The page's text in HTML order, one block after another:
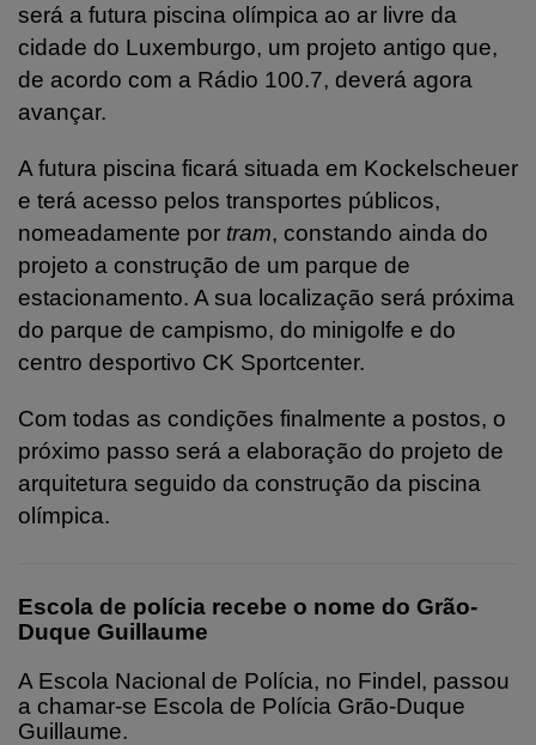
será a futura piscina olímpica ao ar livre da
cidade do Luxemburgo, um projeto antigo que,
de acordo com a Rádio 100.7, deverá agora
avançar.
A futura piscina ficará situada em Kockelscheuer
e terá acesso pelos transportes públicos,
nomeadamente por tram, constando ainda do
projeto a construção de um parque de
estacionamento. A sua localização será próxima
do parque de campismo, do minigolfe e do
centro desportivo CK Sportcenter.
Com todas as condições finalmente a postos, o
próximo passo será a elaboração do projeto de
arquitetura seguido da construção da piscina
olímpica.
Escola de polícia recebe o nome do Grão-
Duque Guillaume
A Escola Nacional de Polícia, no Findel, passou
a chamar‑se Escola de Polícia Grão‑Duque
Guillaume.